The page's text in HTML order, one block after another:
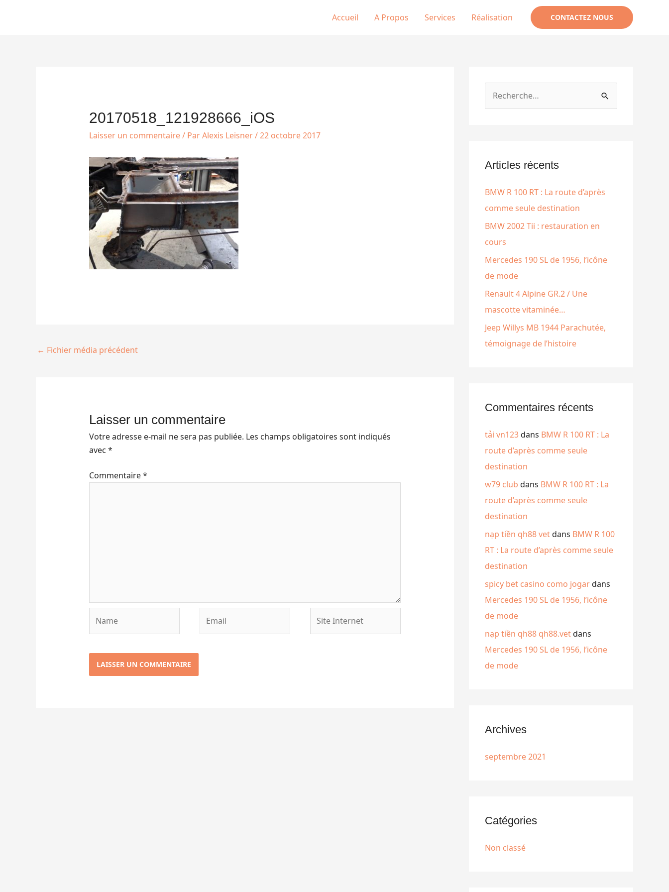
Accueil A Propos Services Réalisation CONTACTEZ NOUS
20170518_121928666_iOS
Laisser un commentaire/ ParAlexis Leisner/22 octobre 2017
← Fichier média précédent
Laisser un commentaire
Votre adresse e-mail ne sera pas publiée. Les champs obligatoires sont indiqués
avec *
Commentaire*
Internet
e
c
h
e
r
:
Articles récents
BMW R 100 RT : La route d’après
comme seule destination
BMW 2002 Tii : restauration en
cours
Mercedes 190 SL de 1956, l’icône
de mode
Renault 4 Alpine GR.2 / Une
mascotte vitaminée…
Jeep Willys MB 1944 Parachutée,
témoignage de l’histoire
Commentaires récents
tải vn123dans BMW R 100 RT : La
route d’après comme seule
destination
w79 club dans BMW R 100 RT : La
route d’après comme seule
destination
nạp tiền qh88 vetdans BMW R 100
RT : La route d’après comme seule
destination
spicy bet casino como jogardans
Mercedes 190 SL de 1956, l’icône
de mode
nạp tiền qh88 qh88.vetdans
Mercedes 190 SL de 1956, l’icône
de mode
Archives
septembre 2021
Catégories
Non classé